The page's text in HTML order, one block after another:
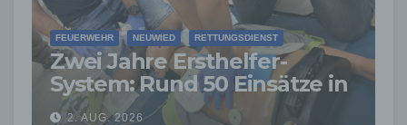
FEUERWEHR NEUWIED RETTUNGSDIENST
Zwei Jahre Ersthelfer-
System: Rund 50 Einsätze in
der VG Asbach
2. AUG. 2026